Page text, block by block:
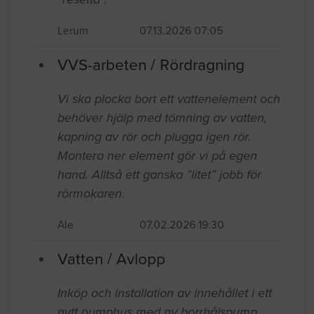
Lerum 07.13.2026 07:05
VVS-arbeten / Rördragning
Vi ska plocka bort ett vattenelement och
behöver hjälp med tömning av vatten,
kapning av rör och plugga igen rör.
Montera ner element gör vi på egen
hand. Alltså ett ganska ”litet” jobb för
rörmokaren.
Ale 07.02.2026 19:30
Vatten / Avlopp
Inköp och installation av innehållet i ett